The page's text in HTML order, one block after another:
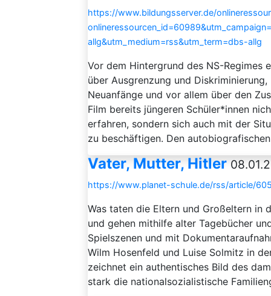
https://www.bildungsserver.de/
allg&utm_medium=rss&utm_term=dbs-allg
Vor dem Hintergrund des NS-Regimes
über Ausgrenzung und
Neuanfänge und vor allem über den
Film bereits jüngeren Schüler*innen
erfahren, sondern sich auch mit der
zu beschäftigen. Den
Vater, Mutter, Hitler
https://www.planet-schule.de/rss/article/
Was taten die Eltern und Großeltern in
und gehen mithilfe alter Tagebücher
Spielszenen und mit
Wilm Hosenfeld und Luise Solmitz in
zeichnet ein authentisches Bild des
stark die nationalsozialistische